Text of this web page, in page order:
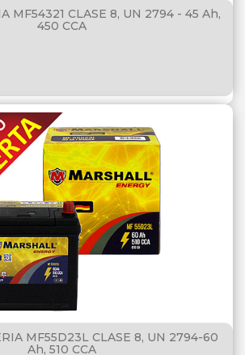
MF54321 CLASE 8, UN 2794 - 45 Ah,
450 CCA
MF55D23L CLASE 8, UN 2794-60
Ah, 510 CCA